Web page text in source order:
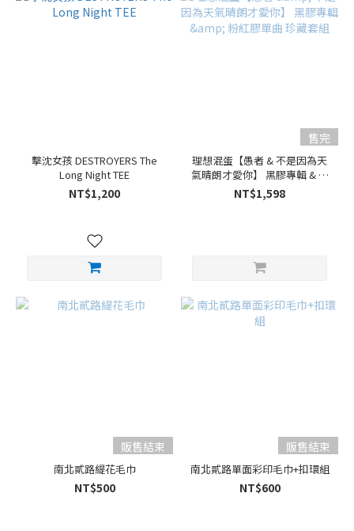
擊沈女孩 DESTROYERS The
Long Night TEE
NT$1,200
售完
理想混蛋【愚者 & 不是因為天
氣晴朗才愛你】 黑膠專輯 & 粉
紅膠單曲 珍藏套組
NT$1,598
販售結束
南北貳路緹花毛巾
NT$500
販售結束
南北貳路單面彩印毛巾+扣環組
NT$600